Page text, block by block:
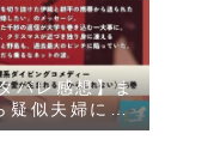
バレ感想】ま
疑似夫婦にラ